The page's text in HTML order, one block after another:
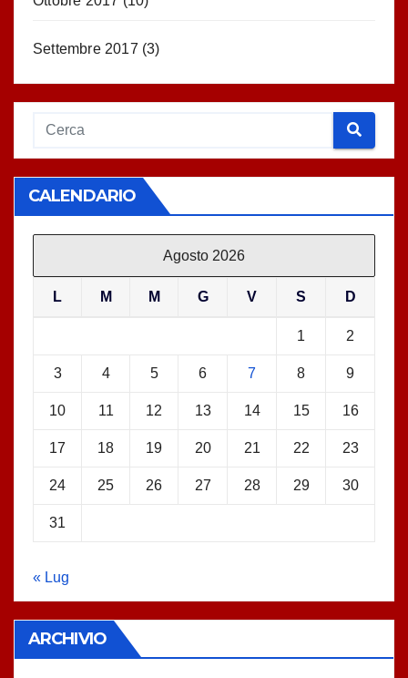
Settembre 2017 (3)
CALENDARIO
Agosto 2026
L M M G V S D
1 2
3 4 5 6 7 8 9
10 11 12 13 14 15 16
17 18 19 20 21 22 23
24 25 26 27 28 29 30
31
« Lug
ARCHIVIO